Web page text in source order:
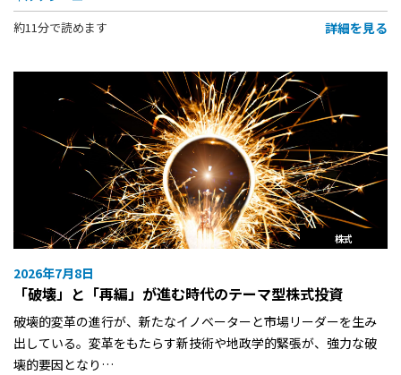
約11分で読めます
詳細を見る
株式
2026年7月8日
「破壊」と「再編」が進む時代のテーマ型株式投資
破壊的変革の進行が、新たなイノベーターと市場リーダーを生み
出している。変革をもたらす新技術や地政学的緊張が、強力な破
壊的要因となり…